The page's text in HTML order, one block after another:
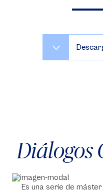
Diálogos
Es una serie de